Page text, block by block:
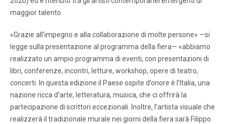
maggior talento.
«Grazie all’impegno e alla collaborazione di molte persone» —si
legge sulla presentazione al programma della fiera— «abbiamo
realizzato un ampio programma di eventi, con presentazioni di
libri, conferenze, incontri, letture, workshop, opere di teatro,
concerti. In questa edizione il Paese ospite d’onore è l’Italia, una
nazione ricca d’arte, letteratura, musica, che ci offrirà la
partecipazione di scrittori eccezionali. Inoltre, l’artista visuale che
realizzerà il tradizionale murale nei giorni della fiera sarà Filippo